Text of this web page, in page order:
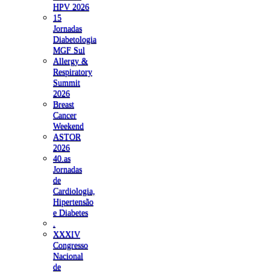
HPV 2026
15
Jornadas
Diabetologia
MGF Sul
Allergy &
Respiratory
Summit
2026
Breast
Cancer
Weekend
ASTOR
2026
40.as
Jornadas
de
Cardiologia,
Hipertensão
e Diabetes
XXXIV
Congresso
Nacional
de